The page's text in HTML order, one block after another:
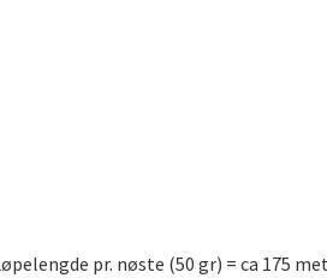
pr. nøste (50 gr) = ca 175